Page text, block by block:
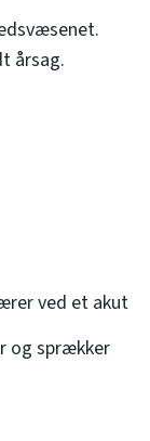
årsag.
ved et akut
og sprækker